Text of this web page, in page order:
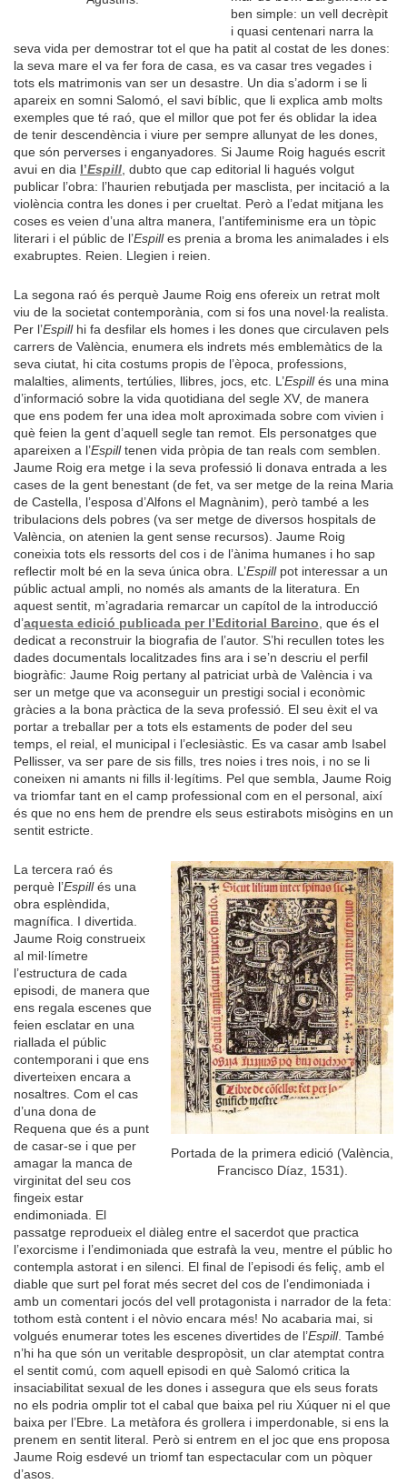
ben simple: un vell decrèpit
i quasi centenari narra la
seva vida per demostrar tot el que ha patit al costat de les dones:
la seva mare el va fer fora de casa, es va casar tres vegades i
tots els matrimonis van ser un desastre. Un dia s’adorm i se li
apareix en somni Salomó, el savi bíblic, que li explica amb molts
exemples que té raó, que el millor que pot fer és oblidar la idea
de tenir descendència i viure per sempre allunyat de les dones,
que són perverses i enganyadores. Si Jaume Roig hagués escrit
avui en dia l’Espill, dubto que cap editorial li hagués volgut
publicar l’obra: l’haurien rebutjada per masclista, per incitació a la
violència contra les dones i per crueltat. Però a l’edat mitjana les
coses es veien d’una altra manera, l’antifeminisme era un tòpic
literari i el públic de l’Espilles prenia a broma les animalades i els
exabruptes. Reien. Llegien i reien.
La segona raó és perquè Jaume Roig ens ofereix un retrat molt
viu de la societat contemporània, com si fos una novel·la realista.
Per l’Espillhi fa desfilar els homes i les dones que circulaven pels
carrers de València, enumera els indrets més emblemàtics de la
seva ciutat, hi cita costums propis de l’època, professions,
malalties, aliments, tertúlies, llibres, jocs, etc. L’Espillés una mina
d’informació sobre la vida quotidiana del segle XV, de manera
que ens podem fer una idea molt aproximada sobre com vivien i
què feien la gent d’aquell segle tan remot. Els personatges que
apareixen a l’Espilltenen vida pròpia de tan reals com semblen.
Jaume Roig era metge i la seva professió li donava entrada a les
cases de la gent benestant (de fet, va ser metge de la reina Maria
de Castella, l’esposa d’Alfons el Magnànim), però també a les
tribulacions dels pobres (va ser metge de diversos hospitals de
València, on atenien la gent sense recursos). Jaume Roig
coneixia tots els ressorts del cos i de l’ànima humanes i ho sap
reflectir molt bé en la seva única obra. L’Espillpot interessar a un
públic actual ampli, no només als amants de la literatura. En
aquest sentit, m’agradaria remarcar un capítol de la introducció
d’aquesta edició publicada per l’Editorial Barcino, que és el
dedicat a reconstruir la biografia de l’autor. S’hi recullen totes les
dades documentals localitzades fins ara i se’n descriu el perfil
biogràfic: Jaume Roig pertany al patriciat urbà de València i va
ser un metge que va aconseguir un prestigi social i econòmic
gràcies a la bona pràctica de la seva professió. El seu èxit el va
portar a treballar per a tots els estaments de poder del seu
temps, el reial, el municipal i l’eclesiàstic. Es va casar amb Isabel
Pellisser, va ser pare de sis fills, tres noies i tres nois, i no se li
coneixen ni amants ni fills il·legítims. Pel que sembla, Jaume Roig
va triomfar tant en el camp professional com en el personal, així
és que no ens hem de prendre els seus estirabots misògins en un
sentit estricte.
Portada de la primera edició (València,
Francisco Díaz, 1531).
La tercera raó és
perquè l’Espillés una
obra esplèndida,
magnífica. I divertida.
Jaume Roig construeix
al mil·límetre
l’estructura de cada
episodi, de manera que
ens regala escenes que
feien esclatar en una
riallada el públic
contemporani i que ens
diverteixen encara a
nosaltres. Com el cas
d’una dona de
Requena que és a punt
de casar-se i que per
amagar la manca de
virginitat del seu cos
fingeix estar
endimoniada. El
passatge reprodueix el diàleg entre el sacerdot que practica
l’exorcisme i l’endimoniada que estrafà la veu, mentre el públic ho
contempla astorat i en silenci. El final de l’episodi és feliç, amb el
diable que surt pel forat més secret del cos de l’endimoniada i
amb un comentari jocós del vell protagonista i narrador de la feta:
tothom està content i el nòvio encara més! No acabaria mai, si
volgués enumerar totes les escenes divertides de l’Espill. També
n’hi ha que són un veritable despropòsit, un clar atemptat contra
el sentit comú, com aquell episodi en què Salomó critica la
insaciabilitat sexual de les dones i assegura que els seus forats
no els podria omplir tot el cabal que baixa pel riu Xúquer ni el que
baixa per l’Ebre. La metàfora és grollera i imperdonable, si ens la
prenem en sentit literal. Però si entrem en el joc que ens proposa
Jaume Roig esdevé un triomf tan espectacular com un pòquer
d’asos.